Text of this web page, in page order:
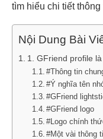
tìm hiểu chi tiết
Nội Dung Bài
1. GFriend profile
#Thông tin
#Ý nghĩa tên
#GFriend
#GFriend logo
#Logo chính
#Một vài thông